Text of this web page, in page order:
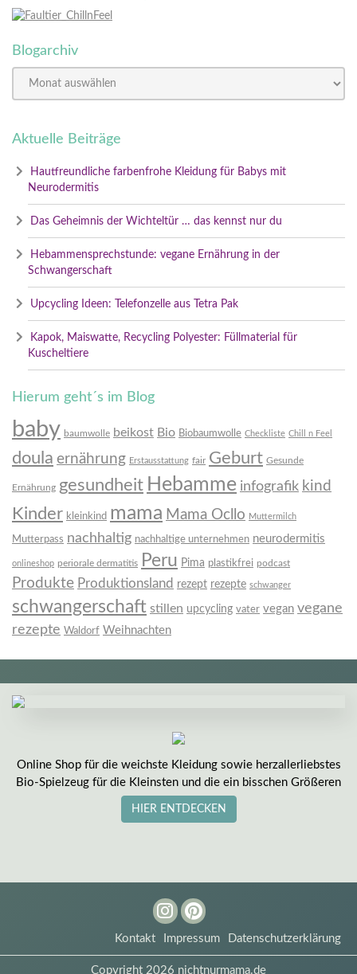
Blogarchiv
Aktuelle Beiträge
Hautfreundliche farbenfrohe Kleidung für Babys mit
Neurodermitis
Das Geheimnis der Wichteltür … das kennst nur du
Hebammensprechstunde: vegane Ernährung in der
Schwangerschaft
Upcycling Ideen: Telefonzelle aus Tetra Pak
Kapok, Maiswatte, Recycling Polyester: Füllmaterial für
Kuscheltiere
Hierum geht´s im Blog
baby baumwolle beikost Bio Biobaumwolle Checkliste Chill n Feel
doula ernährung Erstausstattung fair Geburt Gesunde
Ernährung gesundheit Hebamme infografik kind
Kinder kleinkind mama Mama Ocllo Muttermilch
Mutterpass nachhaltig nachhaltige unternehmen neurodermitis
onlineshop periorale dermatitis Peru Pima plastikfrei podcast
Produkte Produktionsland rezept rezepte schwanger
schwangerschaft stillen upcycling vater vegan vegane
rezepte Waldorf Weihnachten
Online Shop für die weichste Kleidung sowie herzallerliebstes
Bio-Spielzeug für die Kleinsten und die ein bisschen Größeren
HIER ENTDECKEN
InstagramPinterest
Kontakt Impressum Datenschutzerklärung
Copyright 2026 nichtnurmama.de